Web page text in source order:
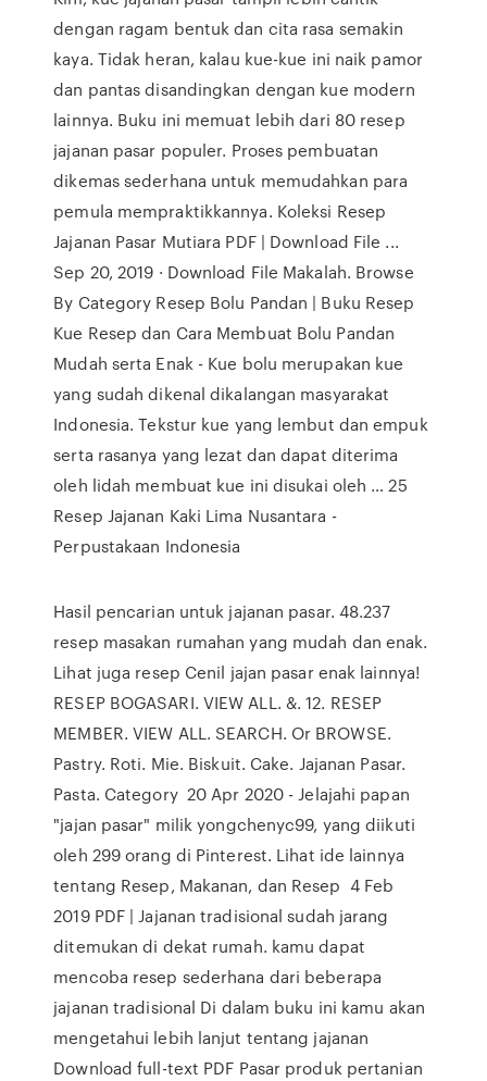
dengan ragam bentuk dan cita rasa semakin
kaya. Tidak heran, kalau kue-kue ini naik pamor
dan pantas disandingkan dengan kue modern
lainnya. Buku ini memuat lebih dari 80 resep
jajanan pasar populer. Proses pembuatan
dikemas sederhana untuk memudahkan para
pemula mempraktikkannya. Koleksi Resep
Jajanan Pasar Mutiara PDF | Download File ...
Sep 20, 2019 · Download File Makalah. Browse
By Category Resep Bolu Pandan | Buku Resep
Kue Resep dan Cara Membuat Bolu Pandan
Mudah serta Enak - Kue bolu merupakan kue
yang sudah dikenal dikalangan masyarakat
Indonesia. Tekstur kue yang lembut dan empuk
serta rasanya yang lezat dan dapat diterima
oleh lidah membuat kue ini disukai oleh … 25
Resep Jajanan Kaki Lima Nusantara -
Perpustakaan Indonesia
Hasil pencarian untuk jajanan pasar. 48.237
resep masakan rumahan yang mudah dan enak.
Lihat juga resep Cenil jajan pasar enak lainnya!
RESEP BOGASARI. VIEW ALL. &. 12. RESEP
MEMBER. VIEW ALL. SEARCH. Or BROWSE.
Pastry. Roti. Mie. Biskuit. Cake. Jajanan Pasar.
Pasta. Category 20 Apr 2020 - Jelajahi papan
"jajan pasar" milik yongchenyc99, yang diikuti
oleh 299 orang di Pinterest. Lihat ide lainnya
tentang Resep, Makanan, dan Resep 4 Feb
2019 PDF | Jajanan tradisional sudah jarang
ditemukan di dekat rumah. kamu dapat
mencoba resep sederhana dari beberapa
jajanan tradisional Di dalam buku ini kamu akan
mengetahui lebih lanjut tentang jajanan
Download full-text PDF Pasar produk pertanian